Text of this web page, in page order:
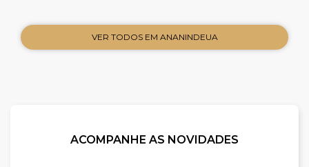
VER TODOS EM ANANINDEUA
ACOMPANHE AS NOVIDADES